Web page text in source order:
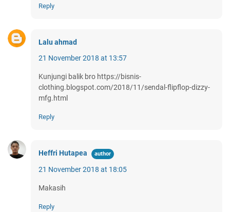
Reply
Lalu ahmad
21 November 2018 at 13:57
Kunjungi balik bro https://bisnis-
clothing.blogspot.com/2018/11/sendal-flipflop-dizzy-
mfg.html
Reply
Heffri Hutapea
21 November 2018 at 18:05
Makasih
Reply